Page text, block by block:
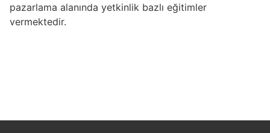
pazarlama alanında yetkinlik bazlı eğitimler
vermektedir.